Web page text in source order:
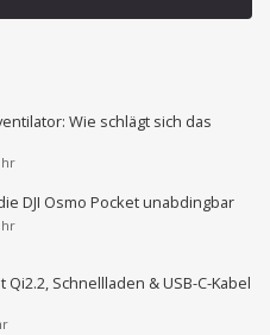
Wie schlägt sich das
DJI Osmo Pocket unabdingbar
Schnellladen & USB-C-Kabel